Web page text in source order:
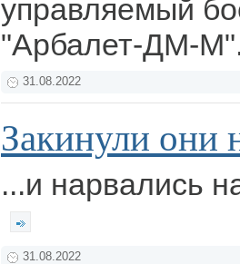
управляемый
"Арбалет-ДМ-
31.08.2022
Закинули они
...и нарвались
31.08.2022